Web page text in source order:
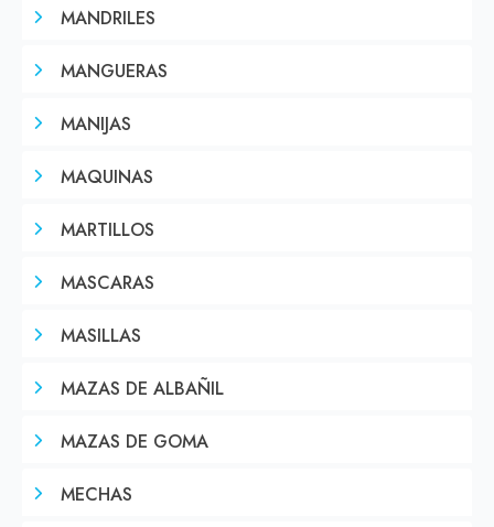
MANDRILES
MANGUERAS
MANIJAS
MAQUINAS
MARTILLOS
MASCARAS
MASILLAS
MAZAS DE ALBAÑIL
MAZAS DE GOMA
MECHAS